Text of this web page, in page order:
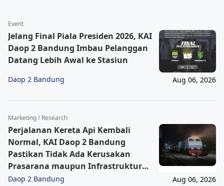
Event
Jelang Final Piala Presiden 2026, KAI
Daop 2 Bandung Imbau Pelanggan
Datang Lebih Awal ke Stasiun
Daop 2 Bandung Aug 06, 2026
Marketing / Research
Perjalanan Kereta Api Kembali
Normal, KAI Daop 2 Bandung
Pastikan Tidak Ada Kerusakan
Prasarana maupun Infrastruktur
Operasional Pasca Gempa
Daop 2 Bandung Aug 06, 2026